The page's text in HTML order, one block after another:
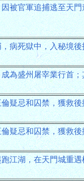
被官軍追捕逃至天
病死獄中，入秘境
為盛州屠宰業行首
疑忌和囚禁，獲救
疑忌和囚禁，獲救
江湖，在天門城重